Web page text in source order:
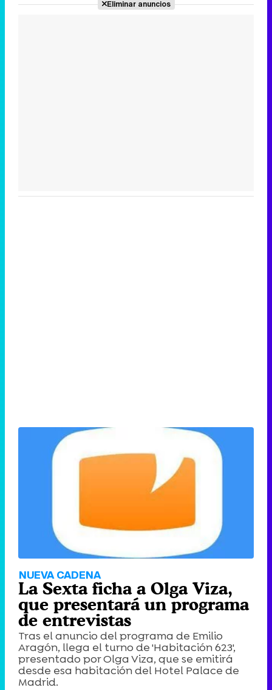
Eliminar anuncios
NUEVA CADENA
La Sexta ficha a Olga Viza,
que presentará un programa
de entrevistas
Tras el anuncio del programa de Emilio
Aragón, llega el turno de 'Habitación 623',
presentado por Olga Viza, que se emitirá
desde esa habitación del Hotel Palace de
Madrid.